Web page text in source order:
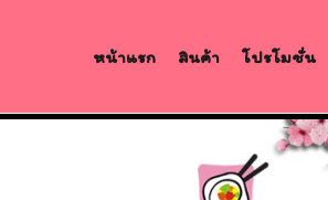
หน้าแรก สินค้า โปรโมชั่น